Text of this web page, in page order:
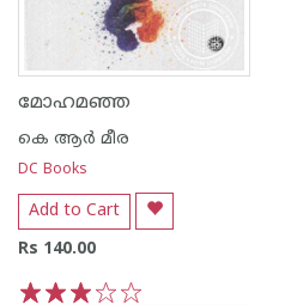
മോഹമഞ്ഞ
കെ ആര്‍ മീര
DC Books
Add to Cart
Rs 140.00